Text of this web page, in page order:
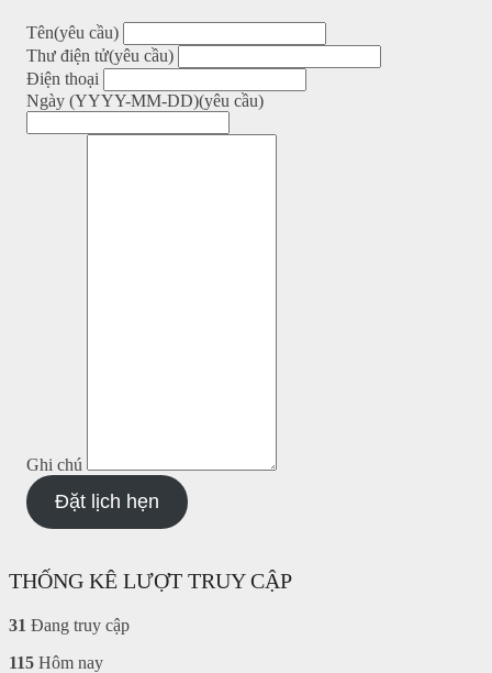
Tên(yêu cầu)
Thư điện tử(yêu cầu)
Điện thoại
Ngày (YYYY-MM-DD)(yêu cầu)
Ghi chú
Đặt lịch hẹn
THỐNG KÊ LƯỢT TRUY CẬP
31 Đang truy cập
115 Hôm nay